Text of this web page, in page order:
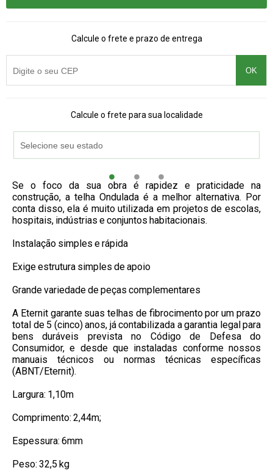
Calcule o frete e prazo de entrega
OK
Calcule o frete para sua localidade
Se o foco da sua obra é rapidez e praticidade na
construção, a telha Ondulada é a melhor alternativa. Por
conta disso, ela é muito utilizada em projetos de escolas,
hospitais, indústrias e conjuntos habitacionais.
Instalação simples e rápida
Exige estrutura simples de apoio
Grande variedade de peças complementares
A Eternit garante suas telhas de fibrocimento por um prazo
total de 5 (cinco) anos, já contabilizada a garantia legal para
bens duráveis prevista no Código de Defesa do
Consumidor, e desde que instaladas conforme nossos
manuais técnicos ou normas técnicas específicas
(ABNT/Eternit).
Largura: 1,10m
Comprimento: 2,44m;
Espessura: 6mm
Peso: 32,5 kg